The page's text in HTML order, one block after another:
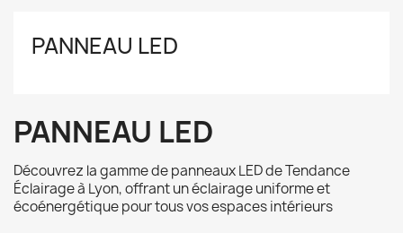
PANNEAU LED
PANNEAU LED
Découvrez la gamme de panneaux LED de Tendance
Éclairage à Lyon, offrant un éclairage uniforme et
écoénergétique pour tous vos espaces intérieurs